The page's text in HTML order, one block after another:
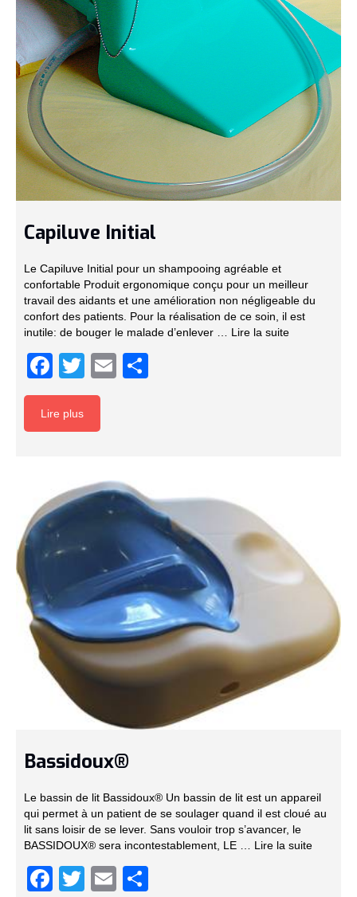
Capiluve Initial
Le Capiluve Initial pour un shampooing agréable et
confortable Produit ergonomique conçu pour un meilleur
travail des aidants et une amélioration non négligeable du
confort des patients. Pour la réalisation de ce soin, il est
inutile: de bouger le malade d’enlever … Lire la suite­­
Facebook
TwitterEmail
Lire plus
Bassidoux®
Le bassin de lit Bassidoux® Un bassin de lit est un appareil
qui permet à un patient de se soulager quand il est cloué au
lit sans loisir de se lever. Sans vouloir trop s’avancer, le
BASSIDOUX® sera incontestablement, LE … Lire la suite­­
Facebook
TwitterEmail